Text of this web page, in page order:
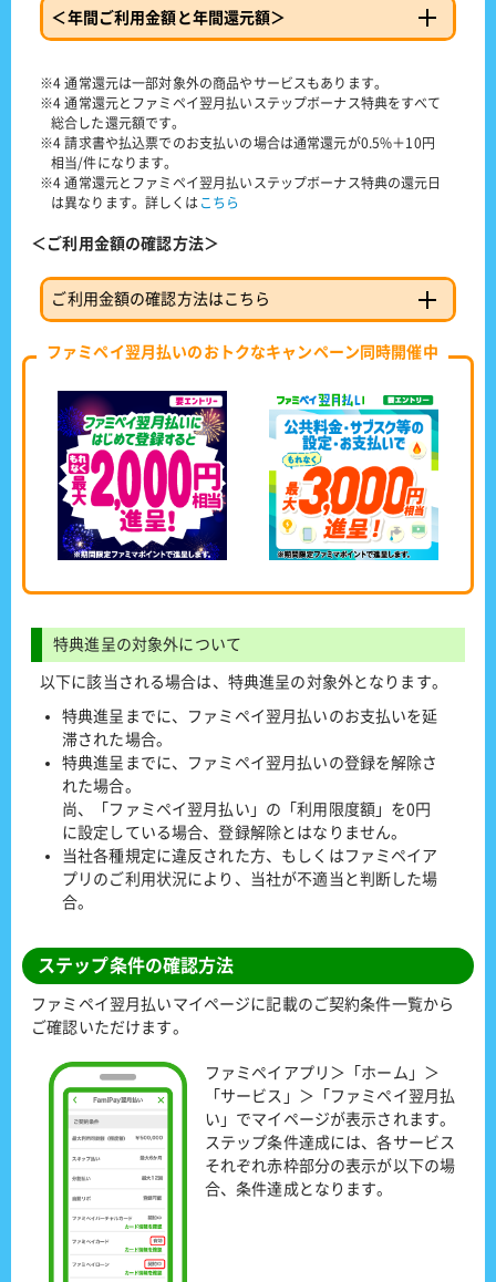
＜年間ご利用金額と年間還元額＞
※4 通常還元は一部対象外の商品やサービスもあります。
※4 通常還元とファミペイ翌月払いステップボーナス特典をすべて
総合した還元額です。
※4 請求書や払込票でのお支払いの場合は通常還元が0.5%＋10円
相当/件になります。
※4 通常還元とファミペイ翌月払いステップボーナス特典の還元日
は異なります。詳しくは こちら
＜ご利用金額の確認方法＞
ご利用金額の確認方法はこちら
ファミペイ翌月払いのおトクなキャンペーン同時開催中
特典進呈の対象外について
以下に該当される場合は、特典進呈の対象外となります。
特典進呈までに、ファミペイ翌月払いのお支払いを延
滞された場合。
特典進呈までに、ファミペイ翌月払いの登録を解除さ
れた場合。
尚、「ファミペイ翌月払い」の「利用限度額」を0円
に設定している場合、登録解除とはなりません。
当社各種規定に違反された方、もしくはファミペイア
プリのご利用状況により、当社が不適当と判断した場
合。
ステップ条件の確認方法
ファミペイ翌月払いマイページに記載のご契約条件一覧から
ご確認いただけます。
ファミペイアプリ＞「ホーム」＞
「サービス」＞「ファミペイ翌月払
い」でマイページが表示されます。
ステップ条件達成には、各サービス
それぞれ赤枠部分の表示が以下の場
合、条件達成となります。